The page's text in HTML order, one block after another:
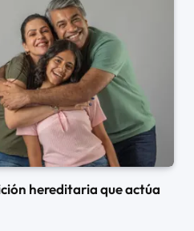
hereditaria que actúa